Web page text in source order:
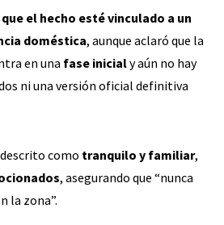
el hecho esté vinculado a un
doméstica, aunque aclaró que la
en una fase inicialy aún no hay
ni una versión oficial definitiva
como tranquilo y familiar,
, asegurando que “nunca
la zona”.